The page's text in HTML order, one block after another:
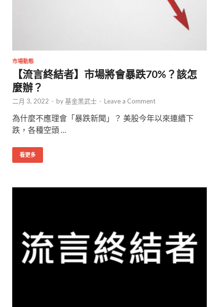
市場動態
【流言終結者】市場將會暴跌70%？該怎
麼辦？
二月 3, 2022 - by基金黑武士 - Leave a Comment
為什麼不應理會「暴跌新聞」？ 美股今年以來連續下
跌，各種空頭 …
看更多